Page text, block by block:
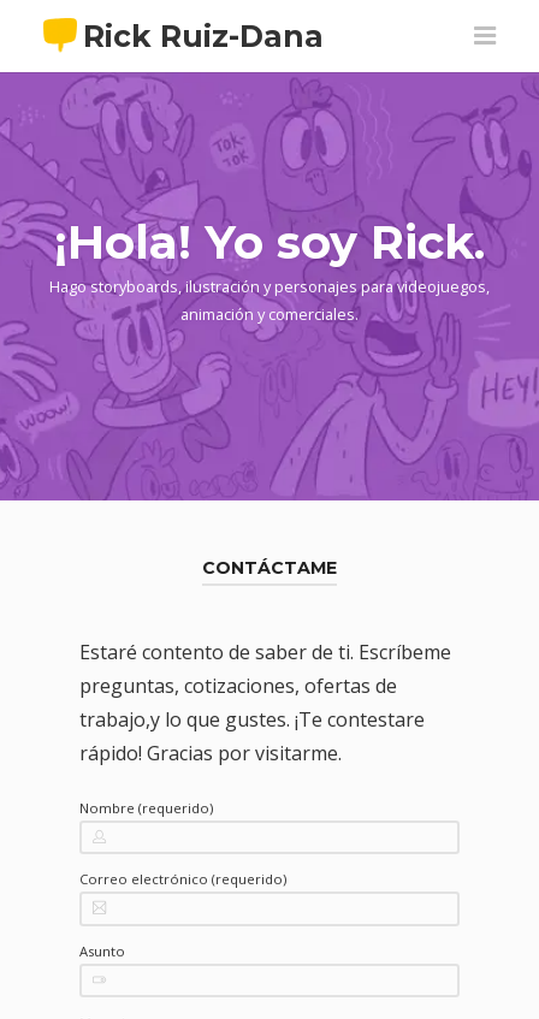
Rick Ruiz-Dana
¡Hola! Yo soy Rick.
Hago storyboards, ilustración y personajes para videojuegos,
animación y comerciales.
CONTÁCTAME
Estaré contento de saber de ti. Escríbeme
preguntas, cotizaciones, ofertas de
trabajo,y lo que gustes. ¡Te contestare
rápido! Gracias por visitarme.
Nombre (requerido)
Correo electrónico (requerido)
Asunto